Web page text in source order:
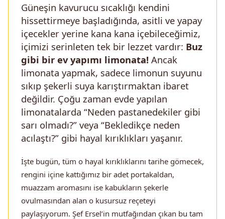
Güneşin kavurucu sıcaklığı kendini
hissettirmeye başladığında, asitli ve yapay
içecekler yerine kana kana içebileceğimiz,
içimizi serinleten tek bir lezzet vardır: Buz
gibi bir ev yapımı limonata! Ancak
limonata yapmak, sadece limonun suyunu
sıkıp şekerli suya karıştırmaktan ibaret
değildir. Çoğu zaman evde yapılan
limonatalarda “Neden pastanedekiler gibi
sarı olmadı?” veya “Bekledikçe neden
acılaştı?” gibi hayal kırıklıkları yaşanır.
İşte bugün, tüm o hayal kırıklıklarını tarihe gömecek,
rengini içine kattığımız bir adet portakaldan,
muazzam aromasını ise kabukların şekerle
ovulmasından alan o kusursuz reçeteyi
paylaşıyorum. Şef Ersel’in mutfağından çıkan bu tam